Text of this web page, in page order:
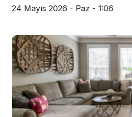
24 Mayıs 2026 - Paz - 1:06